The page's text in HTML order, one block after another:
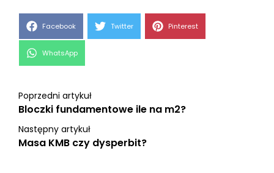
Share
Facebook Share
Twitter Share
Pinterest
Share
WhatsApp
Poprzedni artykuł
Bloczki fundamentowe ile na m2?
Następny artykuł
Masa KMB czy dysperbit?